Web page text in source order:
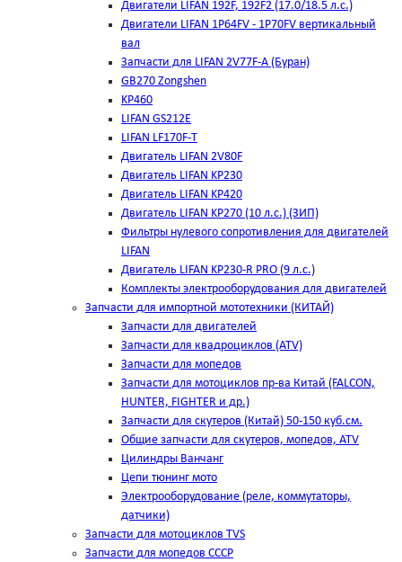
Двигатели LIFAN 192F, 192F2 (17.0/18.5 л.с.)
Двигатели LIFAN 1Р64FV - 1Р70FV вертикальный
вал
Запчасти для LIFAN 2V77F-A (Буран)
GB270 Zongshen
KP460
LIFAN GS212E
LIFAN LF170F-T
Двигатель LIFAN 2V80F
Двигатель LIFAN KP230
Двигатель LIFAN KP420
Двигатель LIFAN KP270 (10 л.с.) (ЗИП)
Фильтры нулевого сопротивления для двигателей
LIFAN
Двигатель LIFAN KP230-R PRO (9 л.с.)
Комплекты электрооборудования для двигателей
Запчасти для импортной мототехники (КИТАЙ)
Запчасти для двигателей
Запчасти для квадроциклов (ATV)
Запчасти для мопедов
Запчасти для мотоциклов пр-ва Китай (FALCON,
HUNTER, FIGHTER и др.)
Запчасти для скутеров (Китай) 50-150 куб.см.
Общие запчасти для скутеров, мопедов, ATV
Цилиндры Ванчанг
Цепи тюнинг мото
Электрооборудование (реле, коммутаторы,
датчики)
Запчасти для мотоциклов TVS
Запчасти для мопедов СССР